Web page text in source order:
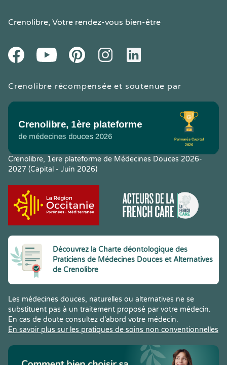
Crenolibre, Votre rendez-vous bien-être
FacebookYoutube PinteresetInstagramLinkedIn
Crenolibre récompensée et soutenue par
Crenolibre, 1ere plateforme de Médecines Douces 2026-
2027 (Capital - Juin 2026)
Découvrez la Charte déontologique des
Praticiens de Médecines Douces et Alternatives
de Crenolibre
Les médecines douces, naturelles ou alternatives ne se
substituent pas à un traitement proposé par votre médecin.
En cas de doute consultez d’abord votre médecin.
En savoir plus sur les pratiques de soins non conventionnelles